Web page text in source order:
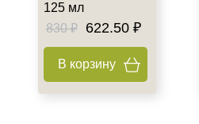
125 мл
830 ₽
622.50 ₽
В корзину